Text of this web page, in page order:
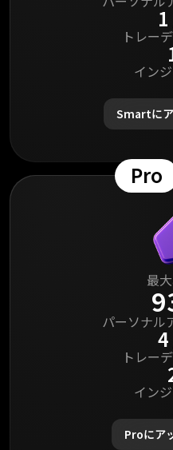
トレー
イン
Smartに
Pro
最
パーソナル
4
トレー
イン
Proにア